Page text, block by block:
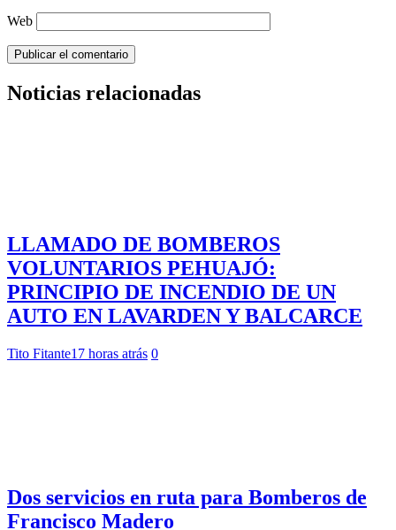
Web
Noticias relacionadas
LLAMADO DE BOMBEROS
VOLUNTARIOS PEHUAJÓ:
PRINCIPIO DE INCENDIO DE UN
AUTO EN LAVARDEN Y BALCARCE
Tito Fitante17 horas atrás 0
Dos servicios en ruta para Bomberos de
Francisco Madero